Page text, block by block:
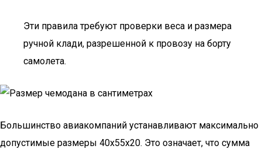
Эти правила требуют проверки веса и размера
ручной клади, разрешенной к провозу на борту
самолета.
Большинство авиакомпаний устанавливают максимально
допустимые размеры 40x55x20. Это означает, что сумма